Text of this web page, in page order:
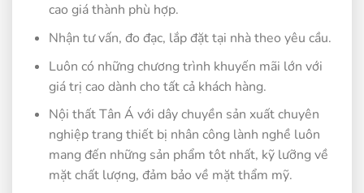
cao giá thành phù hợp.
Nhận tư vấn, đo đạc, lắp đặt tại nhà theo yêu cầu.
Luôn có những chương trình khuyến mãi lớn với
giá trị cao dành cho tất cả khách hàng.
Nội thất Tân Á với dây chuyền sản xuất chuyên
nghiệp trang thiết bị nhân công lành nghề luôn
mang đến những sản phẩm tôt nhất, kỹ lưỡng về
mặt chất lượng, đảm bảo về mặt thẩm mỹ.